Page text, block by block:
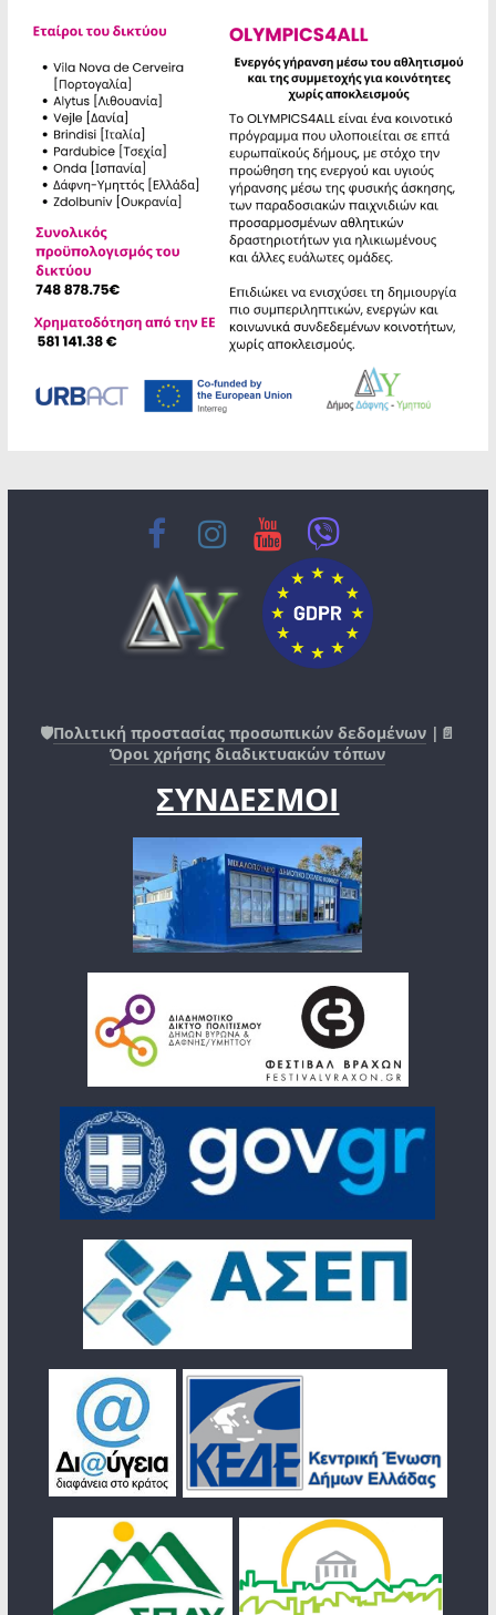
🛡️Πολιτική προστασίας προσωπικών δεδομένων |📄
Όροι χρήσης διαδικτυακών τόπων
ΣΥΝΔΕΣΜΟΙ